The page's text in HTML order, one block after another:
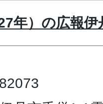
年）の広報伊